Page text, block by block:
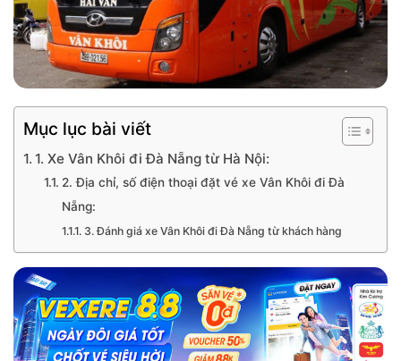
Mục lục bài viết
1. Xe Vân Khôi đi Đà Nẵng từ Hà Nội:
2. Địa chỉ, số điện thoại đặt vé xe Vân Khôi đi Đà
Nẵng:
3. Đánh giá xe Vân Khôi đi Đà Nẵng từ khách hàng